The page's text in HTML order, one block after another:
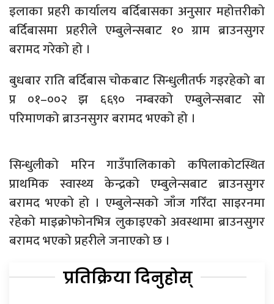
इलाका प्रहरी कार्यालय बर्दिबासका अनुसार महोत्तरीको
बर्दिबासमा प्रहरीले एम्बुलेन्सबाट १० ग्राम ब्राउनसुगर
बरामद गरेको हो ।
बुधबार राति बर्दिबास चोकबाट सिन्धुलीतर्फ गइरहेको बा
प्र ०१–००२ झ ६६९० नम्बरको एम्बुलेन्सबाट सो
परिमाणको ब्राउनसुगर बरामद भएको हो ।
सिन्धुलीको मरिन गाउँपालिकाको कपिलाकोटस्थित
प्राथमिक स्वास्थ्य केन्द्रको एम्बुलेन्सबाट ब्राउनसुगर
बरामद भएको हो । एम्बुलेन्सको जाँज गरिँदा साइरनमा
रहेको माइक्रोफोनभित्र लुकाइएको अवस्थामा ब्राउनसुगर
बरामद भएको प्रहरीले जनाएको छ ।
प्रतिक्रिया दिनुहोस्